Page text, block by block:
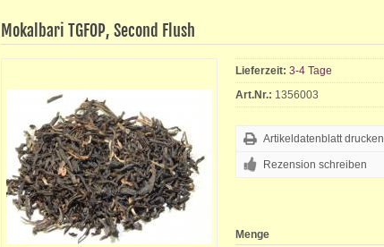
Mokalbari TGFOP, Second Flush
Lieferzeit: 3-4 Tage
Art.Nr.: 1356003
Artikeldatenblatt drucken
Rezension schreiben
Menge